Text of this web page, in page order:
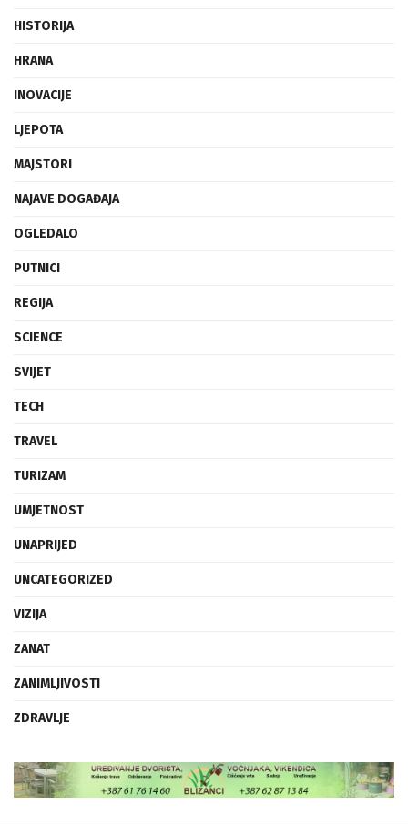
HISTORIJA
HRANA
INOVACIJE
LJEPOTA
MAJSTORI
NAJAVE DOGAĐAJA
OGLEDALO
PUTNICI
REGIJA
SCIENCE
SVIJET
TECH
TRAVEL
TURIZAM
UMJETNOST
UNAPRIJED
UNCATEGORIZED
VIZIJA
ZANAT
ZANIMLJIVOSTI
ZDRAVLJE